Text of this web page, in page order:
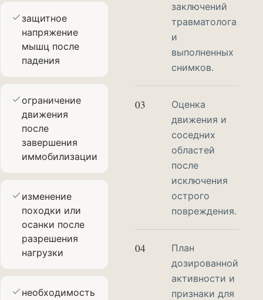
защитное
напряжение
мышц после
падения
ограничение
движения
после
завершения
иммобилизации
изменение
походки или
осанки после
разрешения
нагрузки
необходимость
заключений
травматолога
и
выполненных
снимков.
03
Оценка
движения и
соседних
областей
после
исключения
острого
повреждения.
04
План
дозированной
активности и
признаки для